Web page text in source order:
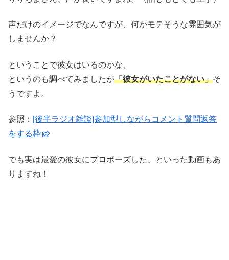
声だけのイメージでなんですが、何かモテそうな雰囲気が
しませんか？
ということで彼女はいるのかな、
というのも調べてみましたが「彼女がいたことがない」そ
うですよ。
参照： [後半ラジオ雑談]参加型しながらコメント質問返答
をする枠
でも実は最愛の彼女にプロポーズした、といった動画もあ
りますね！